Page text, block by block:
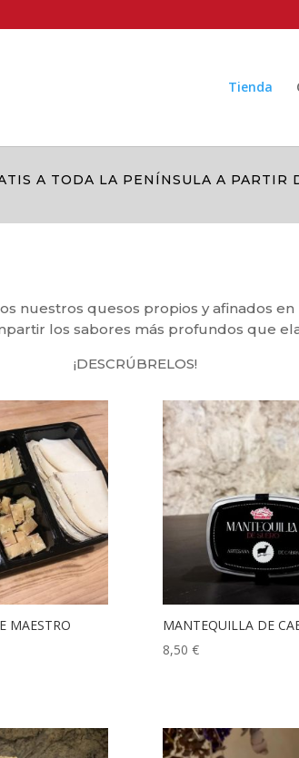
Tienda
A TODA LA PENÍNSULA A PARTIR
nuestros quesos propios y afinados
los sabores más profundos que
¡DESCRÚBRELOS!
MAESTRO
MANTEQUILLA DE
8,50 €